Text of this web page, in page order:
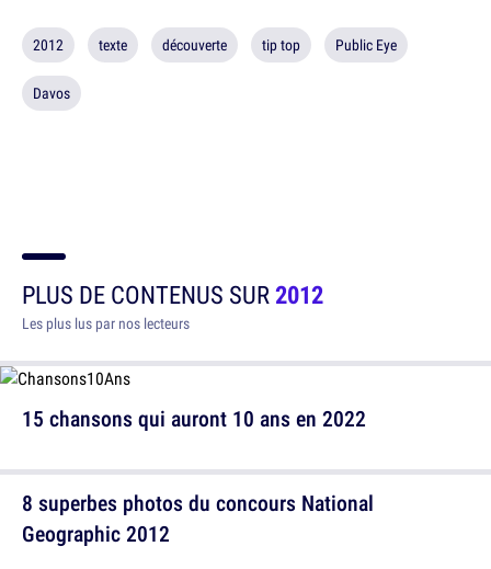
2012 texte découverte tip top Public Eye
Davos
PLUS DE CONTENUS SUR2012
Les plus lus par nos lecteurs
15 chansons qui auront 10 ans en 2022
8 superbes photos du concours National
Geographic 2012